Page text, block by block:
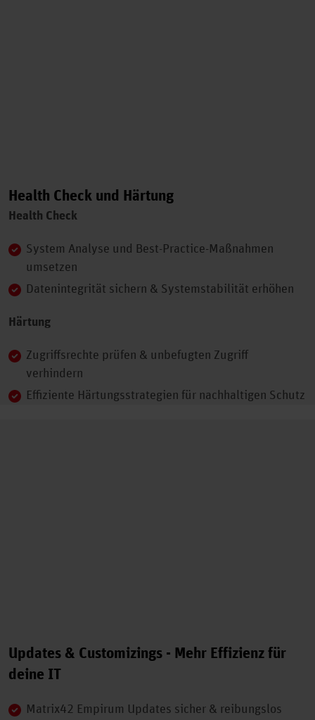
Health Check und Härtung
Health Check
System Analyse und Best-Practice-Maßnahmen
umsetzen
Datenintegrität sichern & Systemstabilität erhöhen
Härtung
Zugriffsrechte prüfen & unbefugten Zugriff
verhindern
Effiziente Härtungsstrategien für nachhaltigen Schutz
Updates & Customizings - Mehr Effizienz für
deine IT
Matrix42 Empirum Updates sicher & reibungslos